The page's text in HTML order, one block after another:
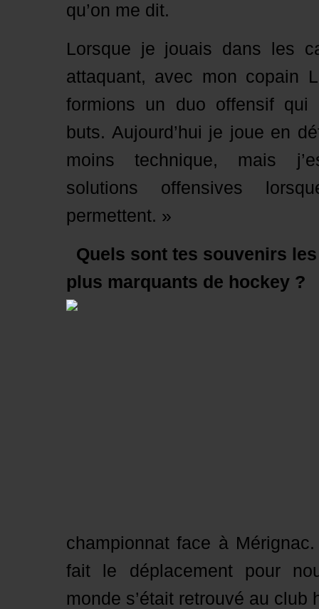
qu’on me dit.
Lorsque je jouais dans les
attaquant, avec mon copain
formions un duo offensif qui
buts. Aujourd’hui je joue en
moins technique, mais
solutions offensives
permettent. »
Quels sont tes souvenirs
plus marquants de hockey ?
championnat face à
fait le déplacement pour
monde s’était retrouvé au club